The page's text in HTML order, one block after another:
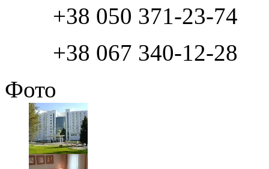
+38 050 371-23-74
+38 067 340-12-28
Фото